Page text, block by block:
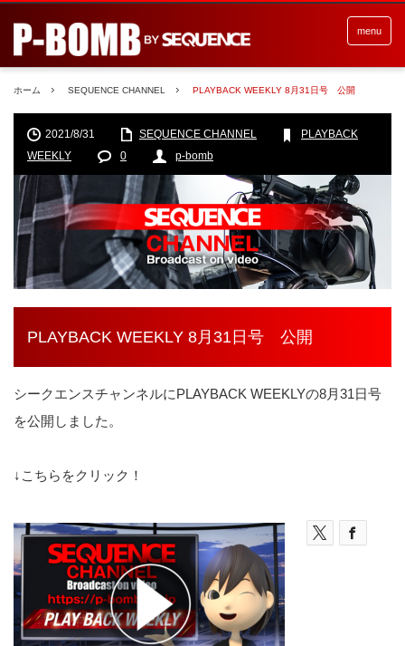
menu
ホーム SEQUENCE CHANNEL PLAYBACK WEEKLY 8月31日号 公開
2021/8/31 SEQUENCE CHANNEL
PLAYBACK
WEEKLY
0 p-bomb
PLAYBACK WEEKLY 8月31日号 公開
シークエンスチャンネルにPLAYBACK WEEKLYの8月31日号
を公開しました。
↓こちらをクリック！